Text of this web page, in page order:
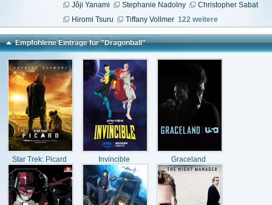
Jôji Yanami
Stephanie Nadolny
Christopher Sabat
Hiromi Tsuru
Tiffany Vollmer 122 weitere
Empfohlene Einträge für "Dragonball"
Star Trek: Picard Invincible Graceland